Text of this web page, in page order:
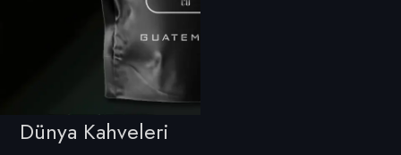
Dünya Kahveleri